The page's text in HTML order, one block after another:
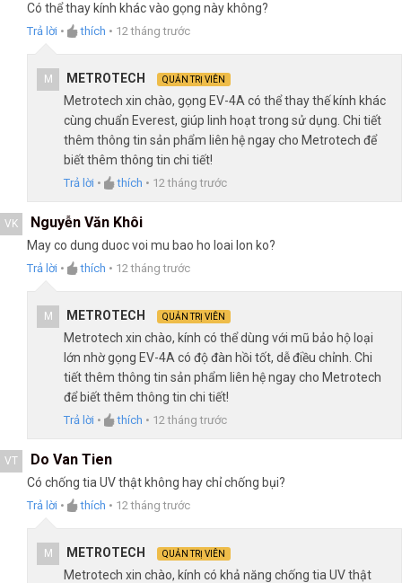
Có thể thay kính khác vào gọng này không?
Trả lời • thích • 12 tháng trước
M METROTECH QUẢN TRỊ VIÊN
Metrotech xin chào, gọng EV-4A có thể thay thế kính khác
cùng chuẩn Everest, giúp linh hoạt trong sử dụng. Chi tiết
thêm thông tin sản phẩm liên hệ ngay cho Metrotech để
biết thêm thông tin chi tiết!
Trả lời • thích • 12 tháng trước
VK Nguyễn Văn Khôi
May co dung duoc voi mu bao ho loai lon ko?
Trả lời • thích • 12 tháng trước
M METROTECH QUẢN TRỊ VIÊN
Metrotech xin chào, kính có thể dùng với mũ bảo hộ loại
lớn nhờ gọng EV-4A có độ đàn hồi tốt, dễ điều chỉnh. Chi
tiết thêm thông tin sản phẩm liên hệ ngay cho Metrotech
để biết thêm thông tin chi tiết!
Trả lời • thích • 12 tháng trước
VT Do Van Tien
Có chống tia UV thật không hay chỉ chống bụi?
Trả lời • thích • 12 tháng trước
M METROTECH QUẢN TRỊ VIÊN
Metrotech xin chào, kính có khả năng chống tia UV thật